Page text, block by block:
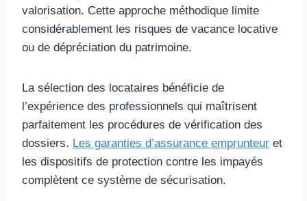
valorisation. Cette approche méthodique limite
considérablement les risques de vacance locative
ou de dépréciation du patrimoine.
La sélection des locataires bénéficie de
l’expérience des professionnels qui maîtrisent
parfaitement les procédures de vérification des
dossiers. Les garanties d’assurance emprunteur et
les dispositifs de protection contre les impayés
complètent ce système de sécurisation.